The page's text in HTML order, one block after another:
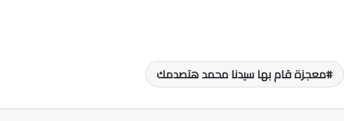
معجزة قام بها سيدنا محمد هتصدمك